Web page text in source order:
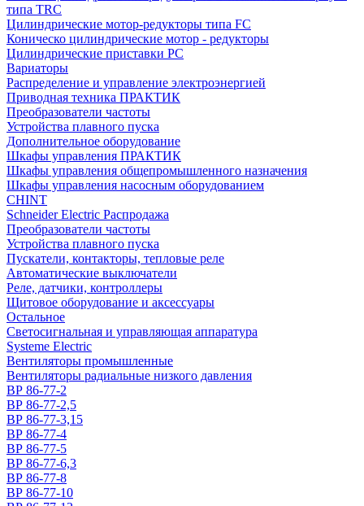
типа TRC
Цилиндрические мотор-редукторы типа FC
Коническо цилиндрические мотор - редукторы
Цилиндрические приставки PC
Вариаторы
Распределение и управление электроэнергией
Приводная техника ПРАКТИК
Преобразователи частоты
Устройства плавного пуска
Дополнительное оборудование
Шкафы управления ПРАКТИК
Шкафы управления общепромышленного назначения
Шкафы управления насосным оборудованием
CHINT
Schneider Electric Распродажа
Преобразователи частоты
Устройства плавного пуска
Пускатели, контакторы, тепловые реле
Автоматические выключатели
Реле, датчики, контроллеры
Щитовое оборудование и аксессуары
Остальное
Светосигнальная и управляющая аппаратура
Systeme Electric
Вентиляторы промышленные
Вентиляторы радиальные низкого давления
ВР 86-77-2
ВР 86-77-2,5
ВР 86-77-3,15
ВР 86-77-4
ВР 86-77-5
ВР 86-77-6,3
ВР 86-77-8
ВР 86-77-10